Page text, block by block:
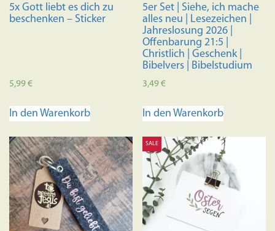
5x Gott liebt es dich zu
beschenken – Sticker
5,99€
In den Warenkorb
5er Set | Siehe, ich mache
alles neu | Lesezeichen |
Jahreslosung 2026 |
Offenbarung 21:5 |
Christlich | Geschenk |
Bibelvers | Bibelstudium
3,49€
In den Warenkorb
SALE